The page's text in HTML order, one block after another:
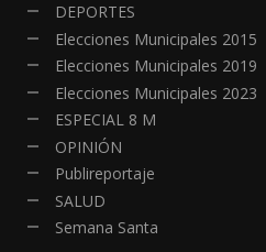
DEPORTES
Elecciones Municipales 2015
Elecciones Municipales 2019
Elecciones Municipales 2023
ESPECIAL 8 M
OPINIÓN
Publireportaje
SALUD
Semana Santa